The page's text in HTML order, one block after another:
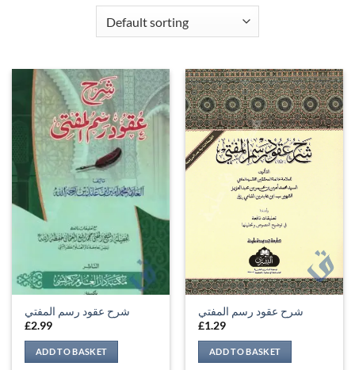
شرح عقود رسم المفتي
£2.99
ADD TO BASKET
شرح عقود رسم المفتي
£1.29
ADD TO BASKET